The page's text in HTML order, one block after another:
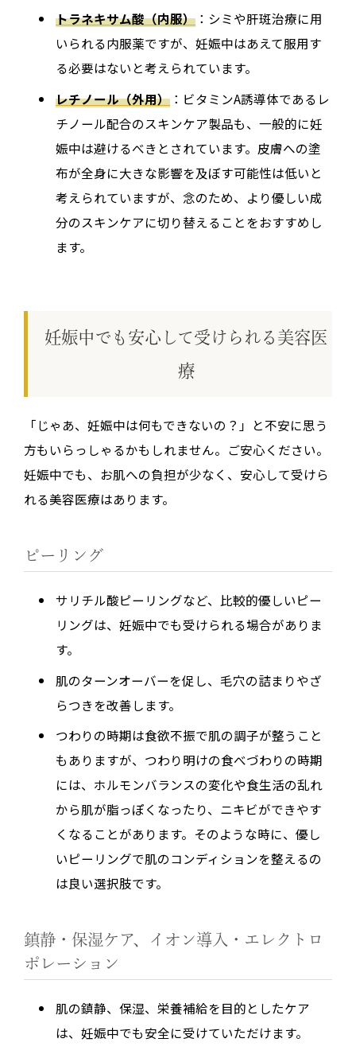
トラネキサム酸（内服） ：シミや肝斑治療に用
いられる内服薬ですが、妊娠中はあえて服用す
る必要はないと考えられています。
レチノール（外用） ：ビタミンA誘導体であるレ
チノール配合のスキンケア製品も、一般的に妊
娠中は避けるべきとされています。皮膚への塗
布が全身に大きな影響を及ぼす可能性は低いと
考えられていますが、念のため、より優しい成
分のスキンケアに切り替えることをおすすめし
ます。
妊娠中でも安心して受けられる美容医
療
「じゃあ、妊娠中は何もできないの？」と不安に思う
方もいらっしゃるかもしれません。ご安心ください。
妊娠中でも、お肌への負担が少なく、安心して受けら
れる美容医療はあります。
ピーリング
サリチル酸ピーリングなど、比較的優しいピー
リングは、妊娠中でも受けられる場合がありま
す。
肌のターンオーバーを促し、毛穴の詰まりやざ
らつきを改善します。
つわりの時期は食欲不振で肌の調子が整うこと
もありますが、つわり明けの食べづわりの時期
には、ホルモンバランスの変化や食生活の乱れ
から肌が脂っぽくなったり、ニキビができやす
くなることがあります。そのような時に、優し
いピーリングで肌のコンディションを整えるの
は良い選択肢です。
鎮静・保湿ケア、イオン導入・エレクトロ
ポレーション
肌の鎮静、保湿、栄養補給を目的としたケア
は、妊娠中でも安全に受けていただけます。